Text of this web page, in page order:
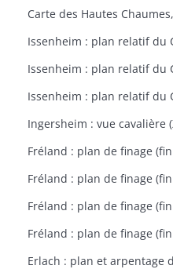
Issenheim : plan relatif du
Issenheim : plan relatif du
Issenheim : plan relatif du
Ingersheim : vue cavalière
Fréland : plan de finage (fin
Fréland : plan de finage (fin
Fréland : plan de finage (fin
Fréland : plan de finage (fin
Erlach : plan et arpentage